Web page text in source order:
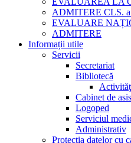
ADMITERE CLS.
EVALUARE
ADMITERE
Informații utile
Servicii
Secretariat
Bibliotecă
Cabinet de
Logoped
Serviciul
Administrativ
Protecția datelor cu